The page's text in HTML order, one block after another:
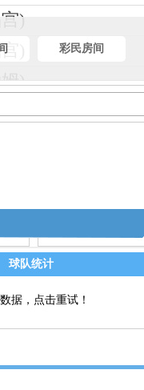
)
)
)
姆)
彩民房间
球队统计
据，点击重试！